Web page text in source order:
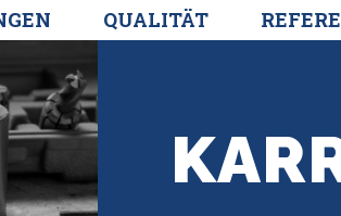
QUALITÄT